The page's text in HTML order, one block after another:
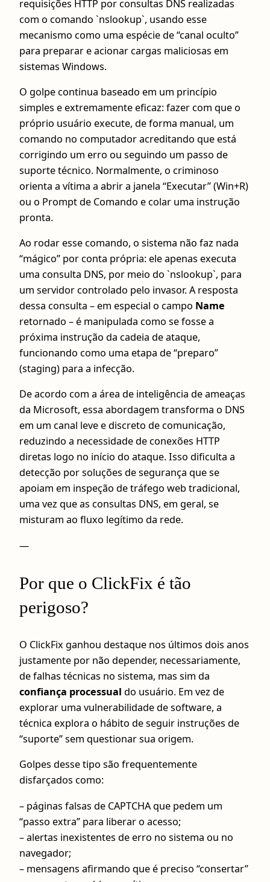
requisições HTTP por consultas DNS realizadas
com o comando `nslookup`, usando esse
mecanismo como uma espécie de “canal oculto”
para preparar e acionar cargas maliciosas em
sistemas Windows.
O golpe continua baseado em um princípio
simples e extremamente eficaz: fazer com que o
próprio usuário execute, de forma manual, um
comando no computador acreditando que está
corrigindo um erro ou seguindo um passo de
suporte técnico. Normalmente, o criminoso
orienta a vítima a abrir a janela “Executar” (Win+R)
ou o Prompt de Comando e colar uma instrução
pronta.
Ao rodar esse comando, o sistema não faz nada
“mágico” por conta própria: ele apenas executa
uma consulta DNS, por meio do `nslookup`, para
um servidor controlado pelo invasor. A resposta
dessa consulta – em especial o campo Name
retornado – é manipulada como se fosse a
próxima instrução da cadeia de ataque,
funcionando como uma etapa de “preparo”
(staging) para a infecção.
De acordo com a área de inteligência de ameaças
da Microsoft, essa abordagem transforma o DNS
em um canal leve e discreto de comunicação,
reduzindo a necessidade de conexões HTTP
diretas logo no início do ataque. Isso dificulta a
detecção por soluções de segurança que se
apoiam em inspeção de tráfego web tradicional,
uma vez que as consultas DNS, em geral, se
misturam ao fluxo legítimo da rede.
—
Por que o ClickFix é tão
perigoso?
O ClickFix ganhou destaque nos últimos dois anos
justamente por não depender, necessariamente,
de falhas técnicas no sistema, mas sim da
confiança processual do usuário. Em vez de
explorar uma vulnerabilidade de software, a
técnica explora o hábito de seguir instruções de
“suporte” sem questionar sua origem.
Golpes desse tipo são frequentemente
disfarçados como:
– páginas falsas de CAPTCHA que pedem um
“passo extra” para liberar o acesso;
– alertas inexistentes de erro no sistema ou no
navegador;
– mensagens afirmando que é preciso “consertar”